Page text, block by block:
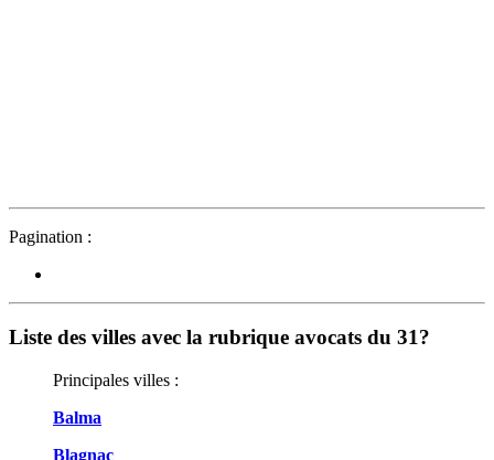
Pagination :
Liste des villes avec la rubrique avocats du 31?
Principales villes :
Balma
Blagnac